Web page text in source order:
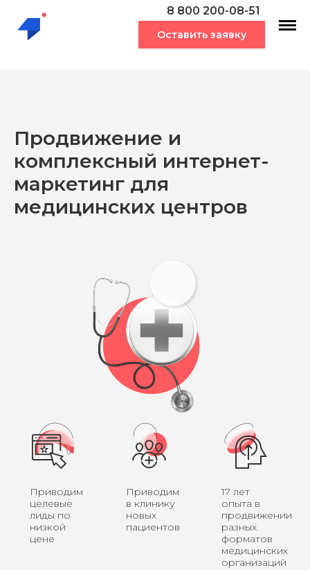
8 800 200-08-51
Оставить заявку
Продвижение и
комплексный интернет-
маркетинг для
медицинских центров
Приводим
целевые
лиды по
низкой
цене
Приводим
в клинику
новых
пациентов
17 лет
опыта в
продвижении
разных
форматов
медицинских
организаций